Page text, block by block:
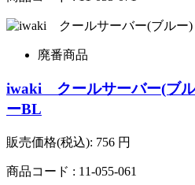
廃番商品
iwaki クールサーバー(ブ
ーBL
販売価格(税込): 756 円
商品コード : 11-055-061